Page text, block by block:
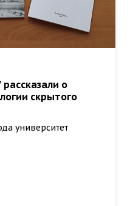
о
скрытого
университет